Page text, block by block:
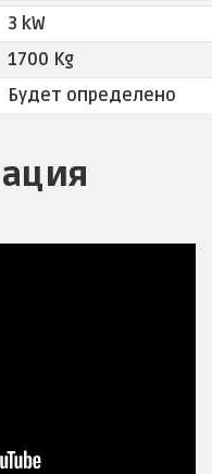
3 kW
1700 Kg
Будет определено